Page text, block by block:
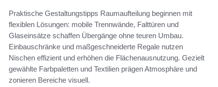
Praktische Gestaltungstipps Raumaufteilung beginnen mit
flexiblen Lösungen: mobile Trennwände, Falttüren und
Glaseinsätze schaffen Übergänge ohne teuren Umbau.
Einbauschränke und maßgeschneiderte Regale nutzen
Nischen effizient und erhöhen die Flächenausnutzung. Gezielt
gewählte Farbpaletten und Textilien prägen Atmosphäre und
zonieren Bereiche visuell.